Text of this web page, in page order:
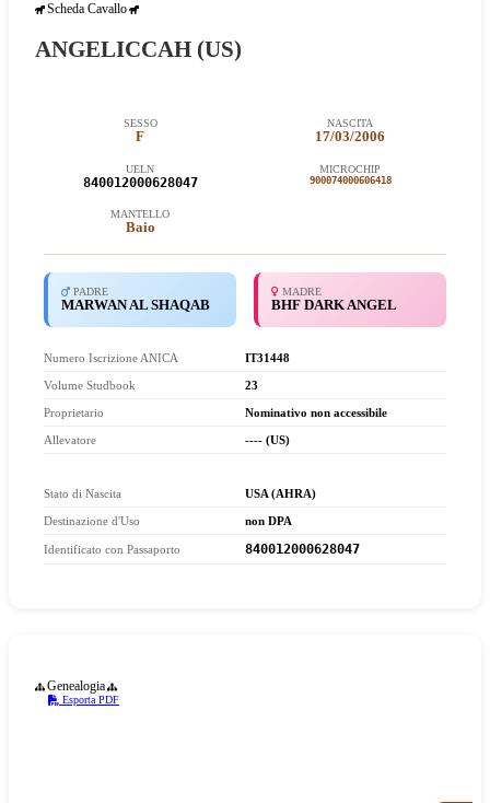
Scheda Cavallo
ANGELICCAH (US)
SESSO
F
NASCITA
17/03/2006
UELN
840012000628047
MICROCHIP
900074000606418
MANTELLO
Baio
PADRE
MARWAN AL SHAQAB
MADRE
BHF DARK ANGEL
Numero Iscrizione ANICA IT31448
Volume Studbook 23
Proprietario Nominativo non accessibile
Allevatore ---- (US)
Stato di Nascita USA (AHRA)
Destinazione d'Uso non DPA
Identificato con Passaporto 840012000628047
Genealogia
Esporta PDF